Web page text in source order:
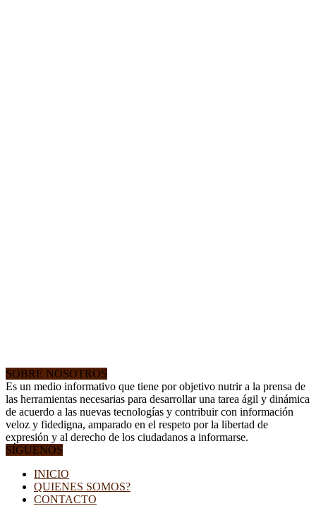
SOBRE NOSOTROS
Es un medio informativo que tiene por objetivo nutrir a la prensa de
las herramientas necesarias para desarrollar una tarea ágil y dinámica
de acuerdo a las nuevas tecnologías y contribuir con información
veloz y fidedigna, amparado en el respeto por la libertad de
expresión y al derecho de los ciudadanos a informarse.
SÍGUENOS
INICIO
QUIENES SOMOS?
CONTACTO